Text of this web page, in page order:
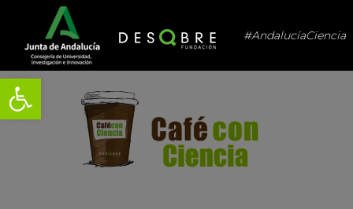
Abrir barra de herramientas
#AndalucíaCiencia